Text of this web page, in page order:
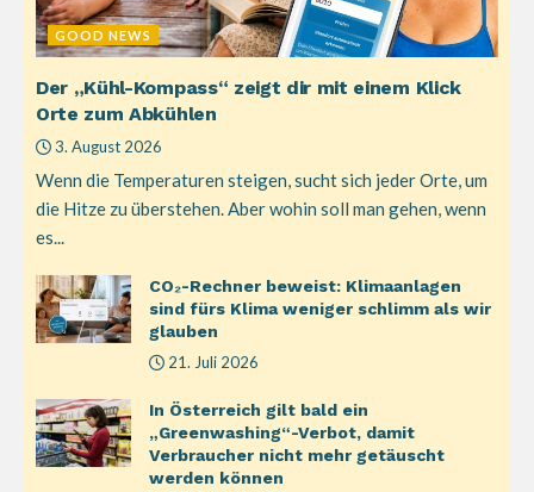
GOOD NEWS
Der „Kühl-Kompass“ zeigt dir mit einem Klick
Orte zum Abkühlen
3. August 2026
Wenn die Temperaturen steigen, sucht sich jeder Orte, um
die Hitze zu überstehen. Aber wohin soll man gehen, wenn
es...
CO₂-Rechner beweist: Klimaanlagen
sind fürs Klima weniger schlimm als wir
glauben
21. Juli 2026
In Österreich gilt bald ein
„Greenwashing“-Verbot, damit
Verbraucher nicht mehr getäuscht
werden können